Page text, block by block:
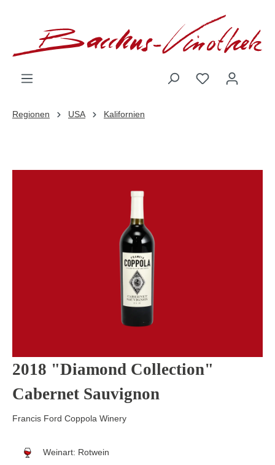
Regionen USA Kalifornien
2018 "Diamond Collection"
Cabernet Sauvignon
Francis Ford Coppola Winery
Weinart: Rotwein